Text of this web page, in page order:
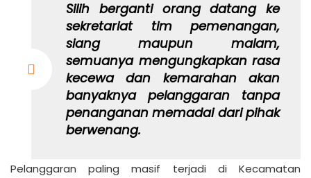
Silih berganti orang datang ke
sekretariat tim pemenangan,
siang maupun malam,
semuanya mengungkapkan rasa
kecewa dan kemarahan akan
banyaknya pelanggaran tanpa
penanganan memadai dari pihak
berwenang.
Pelanggaran paling masif terjadi di Kecamatan